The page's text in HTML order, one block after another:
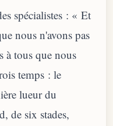
spécialistes : « Et
nous n'avons pas
à tous que nous
temps : le
lueur du
de six stades,